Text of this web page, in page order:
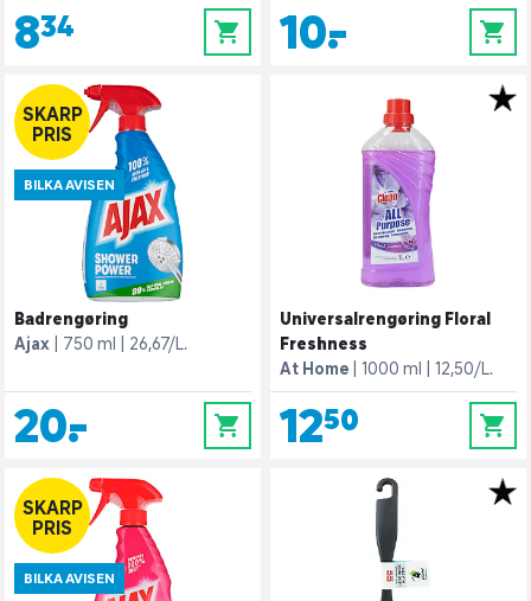
8,34 0 10,- 0
SKARP
PRIS
BILKA AVISEN
Badrengøring
Ajax
750 ml 26,67/L.
20,- 0
Universalrengøring Floral
Freshness
At Home
1000 ml 12,50/L.
12,50 0
SKARP
PRIS
BILKA AVISEN